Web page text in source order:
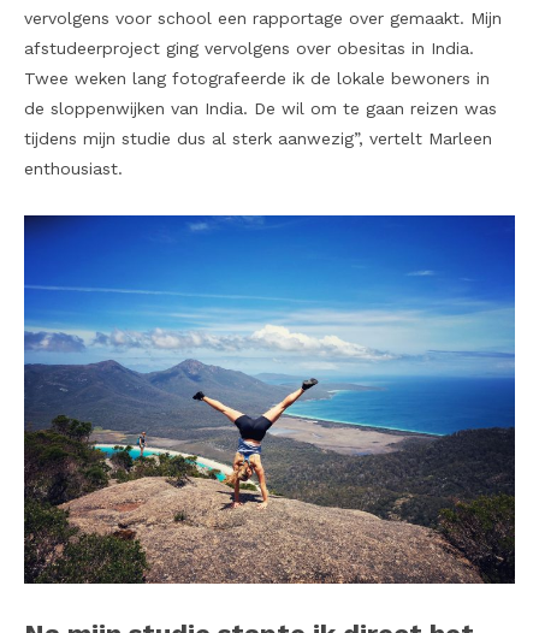
vervolgens voor school een rapportage over gemaakt. Mijn
afstudeerproject ging vervolgens over obesitas in India.
Twee weken lang fotografeerde ik de lokale bewoners in
de sloppenwijken van India. De wil om te gaan reizen was
tijdens mijn studie dus al sterk aanwezig”, vertelt Marleen
enthousiast.